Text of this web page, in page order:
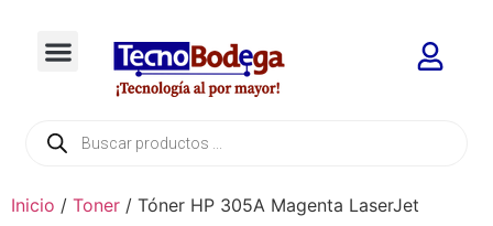
Inicio / Toner / Tóner HP 305A Magenta LaserJet